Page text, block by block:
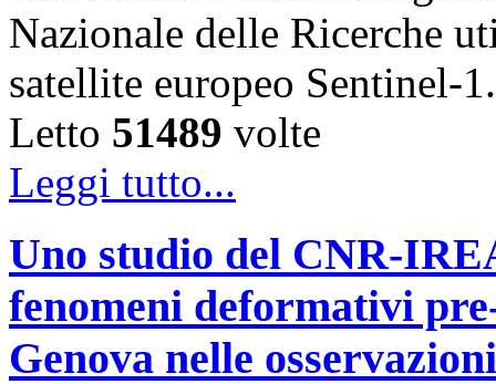
Nazionale delle Ricerche
satellite europeo
Letto 51489 volte
Leggi tutto...
Uno studio del CNR-
fenomeni deformativi
Genova nelle